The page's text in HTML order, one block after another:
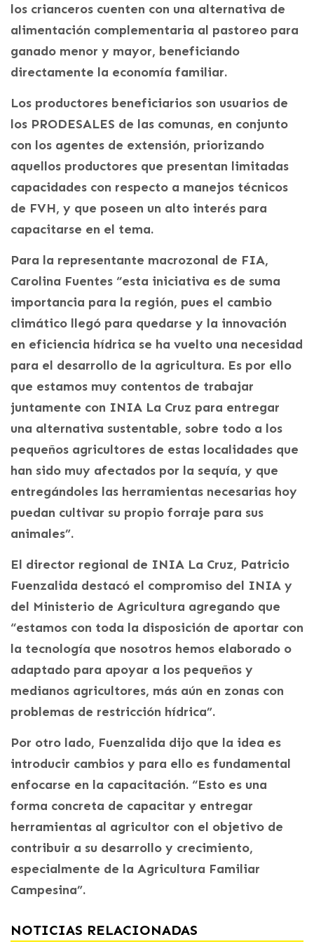
los crianceros cuenten con una alternativa de
alimentación complementaria al pastoreo para
ganado menor y mayor, beneficiando
directamente la economía familiar.
Los productores beneficiarios son usuarios de
los PRODESALES de las comunas, en conjunto
con los agentes de extensión, priorizando
aquellos productores que presentan limitadas
capacidades con respecto a manejos técnicos
de FVH, y que poseen un alto interés para
capacitarse en el tema.
Para la representante macrozonal de FIA,
Carolina Fuentes “esta iniciativa es de suma
importancia para la región, pues el cambio
climático llegó para quedarse y la innovación
en eficiencia hídrica se ha vuelto una necesidad
para el desarrollo de la agricultura. Es por ello
que estamos muy contentos de trabajar
juntamente con INIA La Cruz para entregar
una alternativa sustentable, sobre todo a los
pequeños agricultores de estas localidades que
han sido muy afectados por la sequía, y que
entregándoles las herramientas necesarias hoy
puedan cultivar su propio forraje para sus
animales”.
El director regional de INIA La Cruz, Patricio
Fuenzalida destacó el compromiso del INIA y
del Ministerio de Agricultura agregando que
“estamos con toda la disposición de aportar con
la tecnología que nosotros hemos elaborado o
adaptado para apoyar a los pequeños y
medianos agricultores, más aún en zonas con
problemas de restricción hídrica”.
Por otro lado, Fuenzalida dijo que la idea es
introducir cambios y para ello es fundamental
enfocarse en la capacitación. “Esto es una
forma concreta de capacitar y entregar
herramientas al agricultor con el objetivo de
contribuir a su desarrollo y crecimiento,
especialmente de la Agricultura Familiar
Campesina”.
NOTICIAS RELACIONADAS